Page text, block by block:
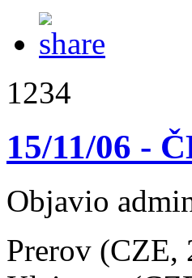
1234
15/11/06 -
Objavio
Prerov (CZE,